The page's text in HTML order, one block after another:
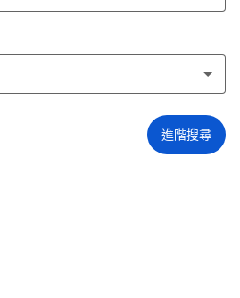
進階搜尋